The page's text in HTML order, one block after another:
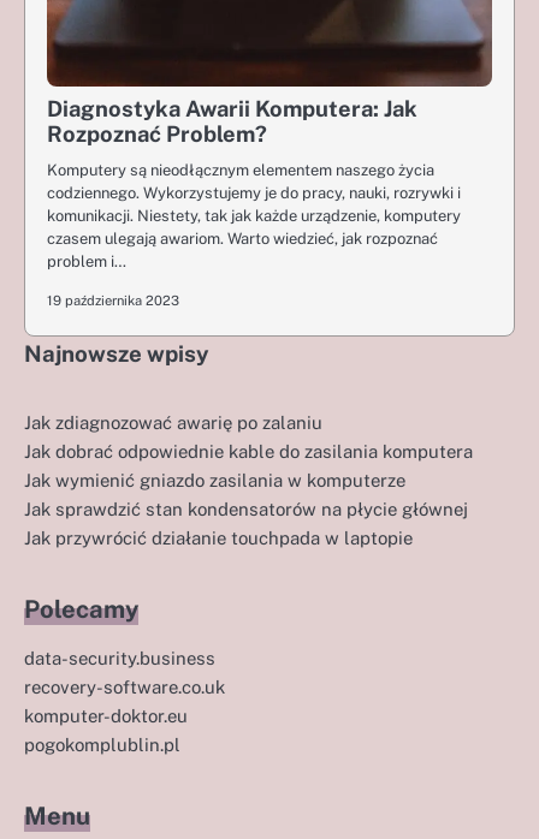
Diagnostyka Awarii Komputera: Jak
Rozpoznać Problem?
Komputery są nieodłącznym elementem naszego życia
codziennego. Wykorzystujemy je do pracy, nauki, rozrywki i
komunikacji. Niestety, tak jak każde urządzenie, komputery
czasem ulegają awariom. Warto wiedzieć, jak rozpoznać
problem i…
19 października 2023
Najnowsze wpisy
Jak zdiagnozować awarię po zalaniu
Jak dobrać odpowiednie kable do zasilania komputera
Jak wymienić gniazdo zasilania w komputerze
Jak sprawdzić stan kondensatorów na płycie głównej
Jak przywrócić działanie touchpada w laptopie
Polecamy
data-security.business
recovery-software.co.uk
komputer-doktor.eu
pogokomplublin.pl
Menu